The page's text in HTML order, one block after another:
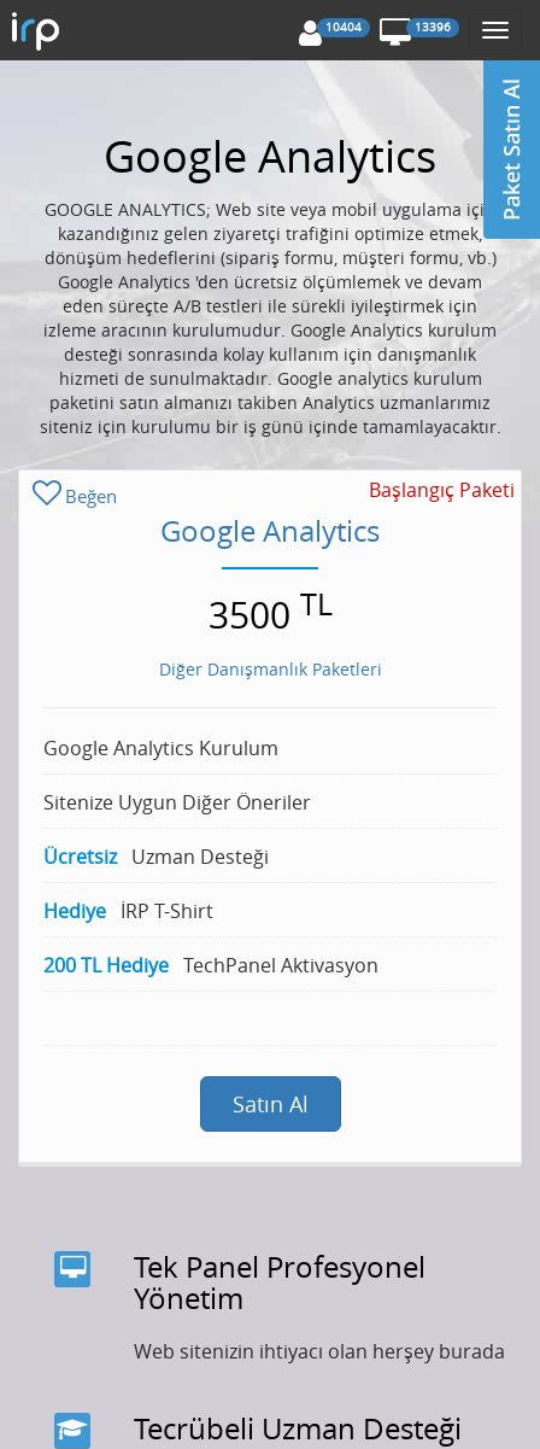
10404 13396
Google Analytics
GOOGLE ANALYTICS; Web site veya mobil uygulama için
kazandığınız gelen ziyaretçi trafiğini optimize etmek,
dönüşüm hedeflerini (sipariş formu, müşteri formu, vb.)
Google Analytics 'den ücretsiz ölçümlemek ve devam
eden süreçte A/B testleri ile sürekli iyileştirmek için
izleme aracının kurulumudur. Google Analytics kurulum
desteği sonrasında kolay kullanım için danışmanlık
hizmeti de sunulmaktadır. Google analytics kurulum
paketini satın almanızı takiben Analytics uzmanlarımız
siteniz için kurulumu bir iş günü içinde tamamlayacaktır.
Beğen Başlangıç Paketi
Google Analytics
3500 TL
Diğer Danışmanlık Paketleri
Google Analytics Kurulum
Sitenize Uygun Diğer Öneriler
Ücretsiz Uzman Desteği
Hediye İRP T-Shirt
200 TL Hediye TechPanel Aktivasyon
Satın Al
Tek Panel Profesyonel
Yönetim
Web sitenizin ihtiyacı olan herşey burada
Tecrübeli Uzman Desteği